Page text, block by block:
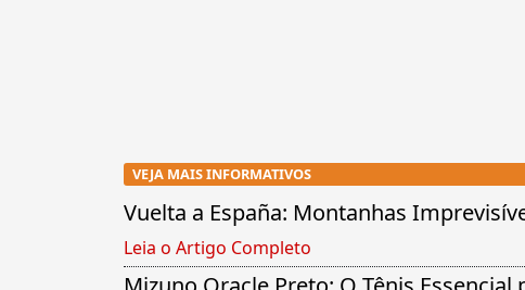
VEJA MAIS INFORMATIVOS
Vuelta a España: Montanhas
Leia o Artigo Completo